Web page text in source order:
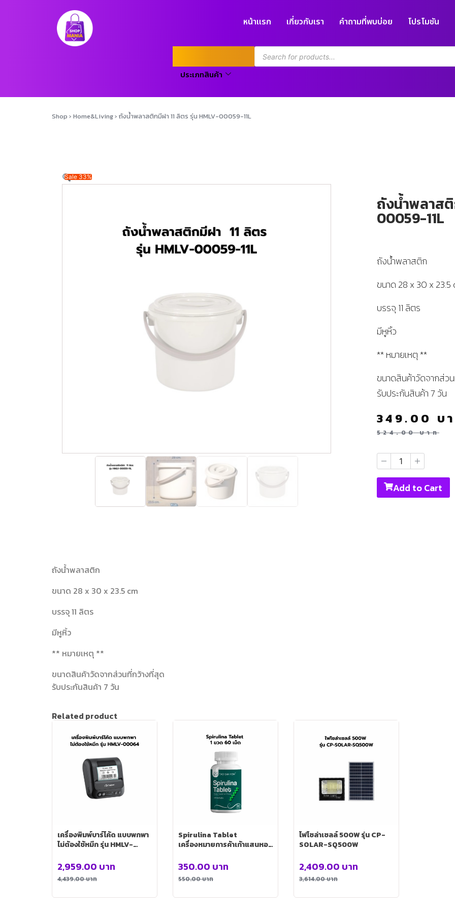
หน้าแรก เกี่ยวกับเรา คำถามที่พบบ่อย โปรโมชัน
ประเภทสินค้า
Shop › Home&Living› ถังน้ำพลาสติกมีฝา 11 ลิตร รุ่น HMLV-00059-11L
Sale 33%
ถังน้ำพลาสติ
00059-11L
ถังน้ำพลาสติก
ขนาด 28 x 30 x 23.5
บรรจุ 11 ลิตร
มีหูหิ้ว
** หมายเหตุ **
ขนาดสินค้าวัดจากส่ว
รับประกันสินค้า 7 วัน
524.00บาท
349.00 บ
Add to Cart
ถังน้ำพลาสติก
ขนาด 28 x 30 x 23.5 cm
บรรจุ 11 ลิตร
มีหูหิ้ว
** หมายเหตุ **
ขนาดสินค้าวัดจากส่วนที่กว้างที่สุด
รับประกันสินค้า 7 วัน
Related product
เครื่องพิมพ์บาร์โค้ด แบบพกพา
ไม่ต้องใช้หมึก รุ่น HMLV-
4,439.00บาท
2,959.00 บาท
Spirulina Tablet
เครื่องหมายการค้าเก้าแสนหอม
550.00บาท
350.00 บาท
ไฟโซล่าเซลล์ 500W รุ่น CP-
SOLAR-SQ500W
3,614.00บาท
2,409.00 บาท